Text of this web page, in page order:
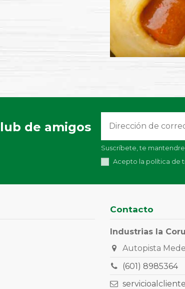
de amigos
Suscríbete, te
Acepto la política de
Contacto
Industrias la
Autopista
(601) 8985364